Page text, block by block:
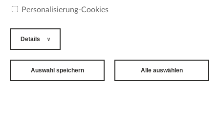
Personalisierung-Cookies
Details
Auswahl speichern Alle auswählen
TRICOMED SA
spółka produkcyjna
Łódź 93-493
Polen
TELEFON
+48 (42) 689 65 20